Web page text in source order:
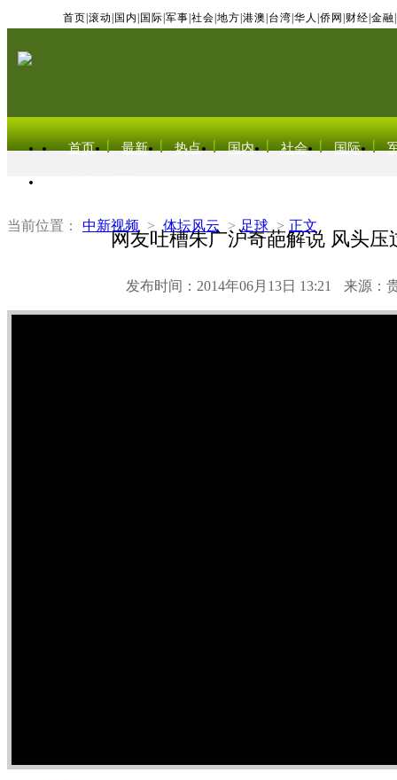
首页 滚动 国内 国际 军事 社会 地方 港澳 台湾 华人 侨网 财经 金融
首页 最新 热点 国内 社会 国际
当前位置： 中新视频 > 体坛风云 > 足球 > 正文
网友吐槽朱广沪奇葩解说 风头压
发布时间：2014年06月13日 13:21 来源：